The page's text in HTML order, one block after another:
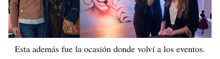
Esta además fue la ocasión donde volví a los eventos.